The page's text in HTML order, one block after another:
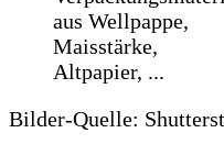
Bilder-Quelle: